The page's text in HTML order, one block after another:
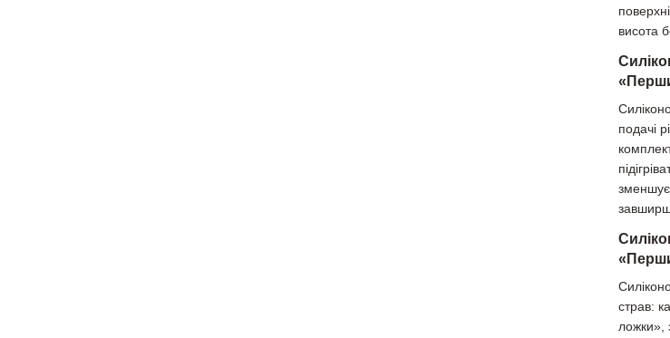
висота
подачі
зменшує
страв:
ложки»,